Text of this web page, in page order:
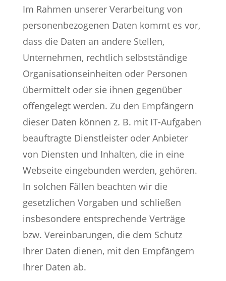
Im Rahmen unserer Verarbeitung von
personenbezogenen Daten kommt es vor,
dass die Daten an andere Stellen,
Unternehmen, rechtlich selbstständige
Organisationseinheiten oder Personen
übermittelt oder sie ihnen gegenüber
offengelegt werden. Zu den Empfängern
dieser Daten können z. B. mit IT-Aufgaben
beauftragte Dienstleister oder Anbieter
von Diensten und Inhalten, die in eine
Webseite eingebunden werden, gehören.
In solchen Fällen beachten wir die
gesetzlichen Vorgaben und schließen
insbesondere entsprechende Verträge
bzw. Vereinbarungen, die dem Schutz
Ihrer Daten dienen, mit den Empfängern
Ihrer Daten ab.